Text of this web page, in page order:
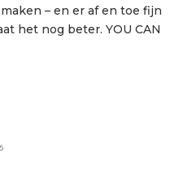
– en er af en toe fijn
het nog beter. YOU CAN